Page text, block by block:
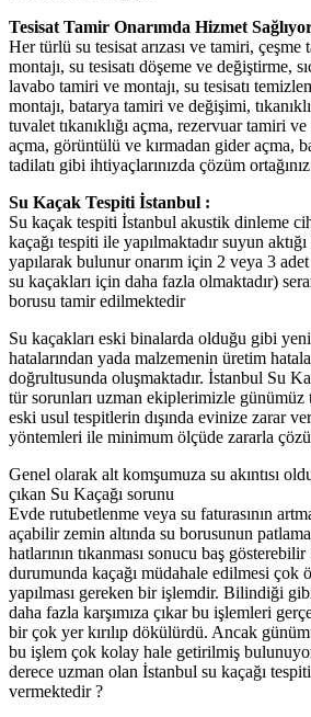
Tesisat Tamir Onarımda Hizmet
Her türlü su tesisat arızası ve tamiri,
montajı, su tesisatı döşeme ve değiştirme,
lavabo tamiri ve montajı, su tesisatı
montajı, batarya tamiri ve değişimi,
tuvalet tıkanıklığı açma, rezervuar tamiri
açma, görüntülü ve kırmadan gider açma,
tadilatı gibi ihtiyaçlarınızda çözüm
Su Kaçak Tespiti İstanbul :
Su kaçak tespiti İstanbul akustik dinleme
kaçağı tespiti ile yapılmaktadır suyun
yapılarak bulunur onarım için 2 veya 3
su kaçakları için daha fazla olmaktadır)
borusu tamir edilmektedir
Su kaçakları eski binalarda olduğu gibi
hatalarından yada malzemenin üretim
doğrultusunda oluşmaktadır. İstanbul Su
tür sorunları uzman ekiplerimizle
eski usul tespitlerin dışında evinize zarar
yöntemleri ile minimum ölçüde zararla
Genel olarak alt komşumuza su akıntısı
çıkan Su Kaçağı sorunu
Evde rutubetlenme veya su faturasının
açabilir zemin altında su borusunun
hatlarının tıkanması sonucu baş gösterebilir
durumunda kaçağı müdahale edilmesi çok
yapılması gereken bir işlemdir. Bilindiği
daha fazla karşımıza çıkar bu işlemleri
bir çok yer kırılıp dökülürdü. Ancak
bu işlem çok kolay hale getirilmiş
derece uzman olan İstanbul su kaçağı
vermektedir ?